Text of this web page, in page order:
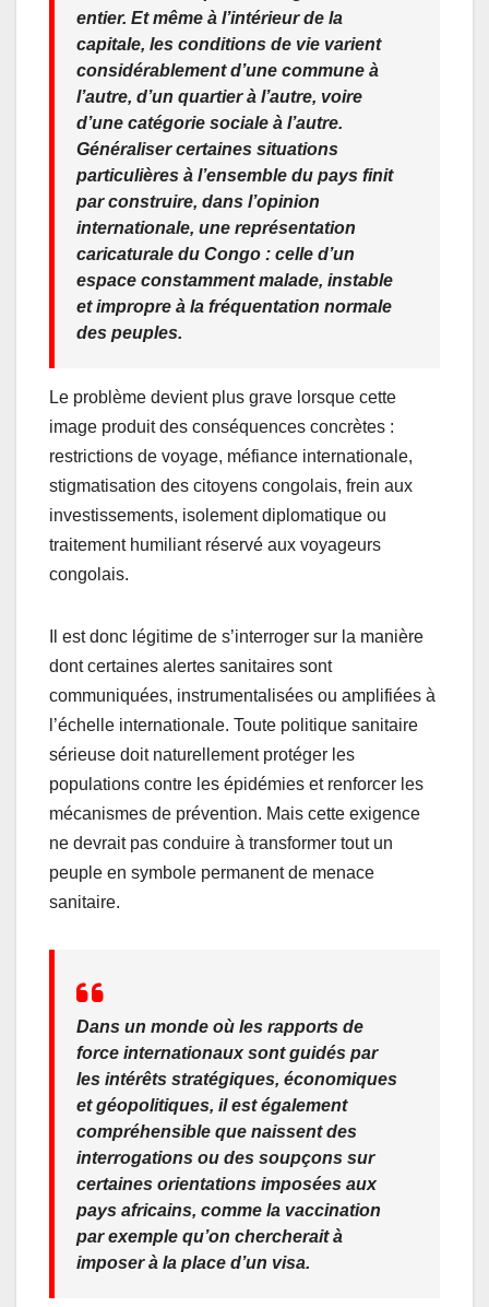
entier. Et même à l’intérieur de la
capitale, les conditions de vie varient
considérablement d’une commune à
l’autre, d’un quartier à l’autre, voire
d’une catégorie sociale à l’autre.
Généraliser certaines situations
particulières à l’ensemble du pays finit
par construire, dans l’opinion
internationale, une représentation
caricaturale du Congo : celle d’un
espace constamment malade, instable
et impropre à la fréquentation normale
des peuples.
Le problème devient plus grave lorsque cette
image produit des conséquences concrètes :
restrictions de voyage, méfiance internationale,
stigmatisation des citoyens congolais, frein aux
investissements, isolement diplomatique ou
traitement humiliant réservé aux voyageurs
congolais.
Il est donc légitime de s’interroger sur la manière
dont certaines alertes sanitaires sont
communiquées, instrumentalisées ou amplifiées à
l’échelle internationale. Toute politique sanitaire
sérieuse doit naturellement protéger les
populations contre les épidémies et renforcer les
mécanismes de prévention. Mais cette exigence
ne devrait pas conduire à transformer tout un
peuple en symbole permanent de menace
sanitaire.
Dans un monde où les rapports de
force internationaux sont guidés par
les intérêts stratégiques, économiques
et géopolitiques, il est également
compréhensible que naissent des
interrogations ou des soupçons sur
certaines orientations imposées aux
pays africains, comme la vaccination
par exemple qu’on chercherait à
imposer à la place d’un visa.